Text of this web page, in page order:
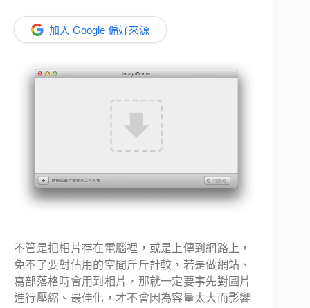
加入 Google 偏好來源
不管是把相片存在電腦裡，或是上傳到網路上，
免不了要對佔用的空間斤斤計較，若是做網站、
寫部落格時會用到相片，那就一定要事先對圖片
進行壓縮、最佳化，才不會因為容量太大而影響